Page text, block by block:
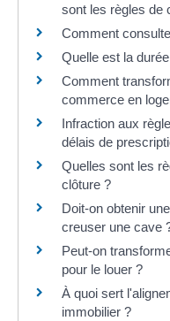
sont les règles de
Comment
Quelle est la
Comment
commerce en
Infraction aux
délais de
Quelles sont les
clôture ?
Doit-on obtenir
creuser une cave
Peut-on
pour le louer ?
À quoi sert
immobilier ?